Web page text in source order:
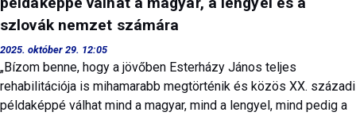
szlovák nemzet számára
2025. október 29. 12:05
„Bízom benne, hogy a jövőben Esterházy János teljes
rehabilitációja is mihamarabb megtörténik és közös XX. századi
példaképpé válhat mind a magyar, mind a lengyel, mind pedig a